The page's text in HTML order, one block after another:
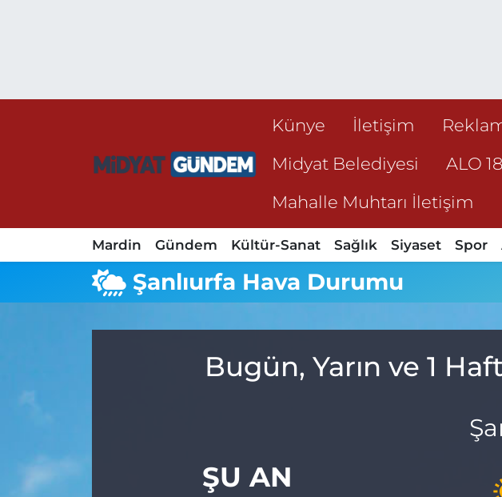
Künye İletişim
Midyat Belediyesi
ALO
Mahalle Muhtarı İletişim
Mardin Gündem Kültür-Sanat Sağlık Siyaset Spor
Şanlıurfa Hava Durumu
Bugün, Yarın ve 1
ŞU AN